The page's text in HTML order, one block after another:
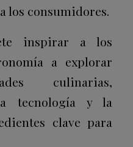
los consumidores.
inspirar a los
a explorar
culinarias,
tecnología y la
clave para